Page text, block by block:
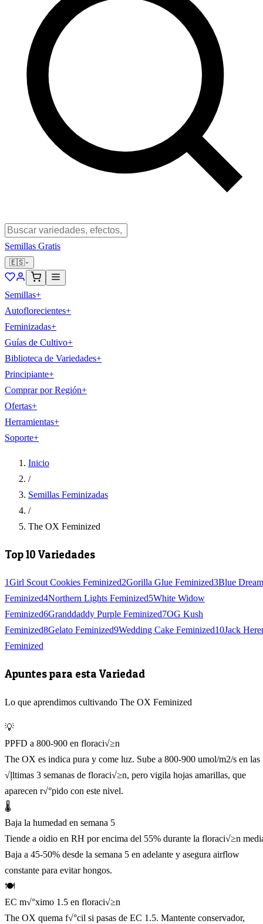
Semillas Gratis
🇪🇸
Semillas+
Autoflorecientes+
Feminizadas+
Guías de Cultivo+
Biblioteca de Variedades+
Principiante+
Comprar por Región+
Ofertas+
Herramientas+
Soporte+
Inicio
/
Semillas Feminizadas
/
The OX Feminized
Top 10 Variedades
1Girl Scout Cookies Feminized2Gorilla Glue Feminized3Blue Dream
Feminized4Northern Lights Feminized5White Widow
Feminized6Granddaddy Purple Feminized7OG Kush
Feminized8Gelato Feminized9Wedding Cake Feminized10Jack
Feminized
Apuntes para esta Variedad
Lo que aprendimos cultivando The OX Feminized
💡
PPFD a 800-900 en floraci√≥n
The OX es indica pura y come luz. Sube a 800-900 umol/m2/s en las
√ļltimas 3 semanas de floraci√≥n, pero vigila hojas amarillas, que
aparecen r√°pido con este nivel.
🌡️
Baja la humedad en semana 5
Tiende a oidio en RH por encima del 55% durante la floraci√≥n
Baja a 45-50% desde la semana 5 en adelante y asegura airflow
constante para evitar hongos.
🍽️
EC m√°ximo 1.5 en floraci√≥n
The OX quema f√°cil si pasas de EC 1.5. Mantente conservador,